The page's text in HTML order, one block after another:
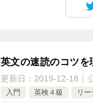
英文の速読のコツを
更新日： 2019-12-18
入門 英検４級 リ